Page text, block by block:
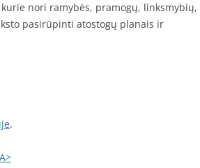
nori ramybės, pramogų, linksmybių,
pasirūpinti atostogų planais ir
.